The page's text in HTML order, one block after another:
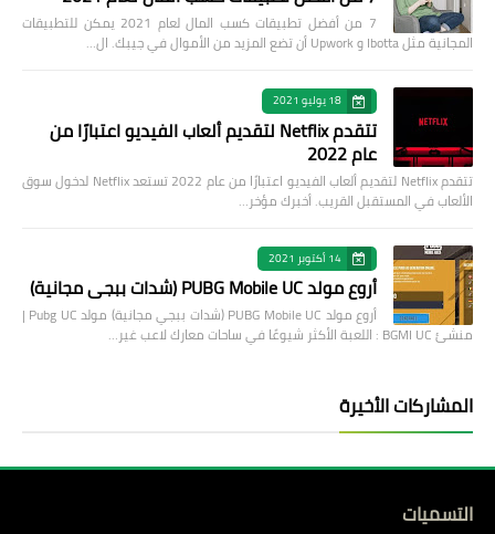
7 من أفضل تطبيقات كسب المال لعام 2021 يمكن للتطبيقات
المجانية مثل Ibotta و Upwork أن تضع المزيد من الأموال في جيبك. ال…
18 يوليو 2021
تتقدم Netflix لتقديم ألعاب الفيديو اعتبارًا من
عام 2022
تتقدم Netflix لتقديم ألعاب الفيديو اعتبارًا من عام 2022 تستعد Netflix لدخول سوق
الألعاب في المستقبل القريب. أخبرك مؤخر…
14 أكتوبر 2021
أروع مولد PUBG Mobile UC (شدات ببجي مجانية)
أروع مولد PUBG Mobile UC (شدات ببجي مجانية) مولد Pubg UC |
منشئ BGMI UC : اللعبة الأكثر شيوعًا في ساحات معارك لاعب غير…
المشاركات الأخيرة
التسميات